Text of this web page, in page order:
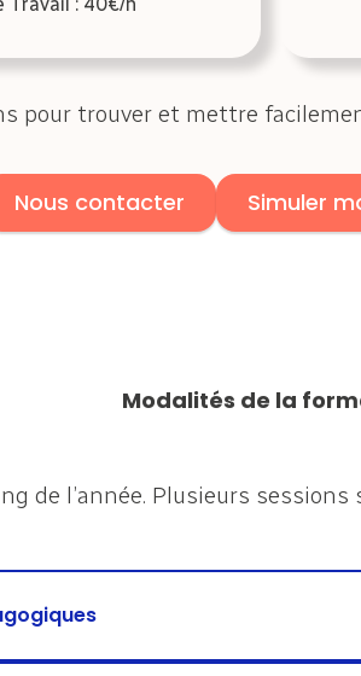
pour trouveret mettre
Nous contacter Simuler
Modalités de la
de l’année. Plusieurs